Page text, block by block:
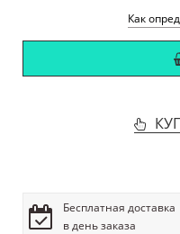
Как
Бесплатная доставка
в день заказа